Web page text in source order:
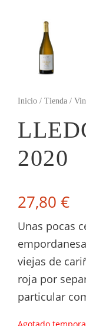
Inicio / Tienda /
2020
27,80 €
Unas pocas
viejas de
roja por
particular